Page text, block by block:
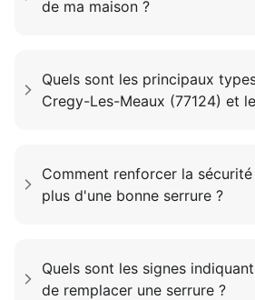
de ma maison ?
Quels sont les principaux
Cregy-Les-Meaux (77124) et
Comment renforcer la
plus d'une bonne serrure ?
Quels sont les signes
de remplacer une serrure ?